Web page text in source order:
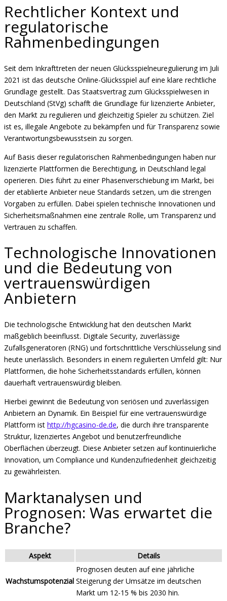
Rechtlicher Kontext und
regulatorische
Rahmenbedingungen
Seit dem Inkrafttreten der neuen Glücksspielneuregulierung im Juli
2021 ist das deutsche Online-Glücksspiel auf eine klare rechtliche
Grundlage gestellt. Das Staatsvertrag zum Glücksspielwesen in
Deutschland (StVg) schafft die Grundlage für lizenzierte Anbieter,
den Markt zu regulieren und gleichzeitig Spieler zu schützen. Ziel
ist es, illegale Angebote zu bekämpfen und für Transparenz sowie
Verantwortungsbewusstsein zu sorgen.
Auf Basis dieser regulatorischen Rahmenbedingungen haben nur
lizenzierte Plattformen die Berechtigung, in Deutschland legal
operieren. Dies führt zu einer Phasenverschiebung im Markt, bei
der etablierte Anbieter neue Standards setzen, um die strengen
Vorgaben zu erfüllen. Dabei spielen technische Innovationen und
Sicherheitsmaßnahmen eine zentrale Rolle, um Transparenz und
Vertrauen zu schaffen.
Technologische Innovationen
und die Bedeutung von
vertrauenswürdigen
Anbietern
Die technologische Entwicklung hat den deutschen Markt
maßgeblich beeinflusst. Digitale Security, zuverlässige
Zufallsgeneratoren (RNG) und fortschrittliche Verschlüsselung sind
heute unerlässlich. Besonders in einem regulierten Umfeld gilt: Nur
Plattformen, die hohe Sicherheitsstandards erfüllen, können
dauerhaft vertrauenswürdig bleiben.
Hierbei gewinnt die Bedeutung von seriösen und zuverlässigen
Anbietern an Dynamik. Ein Beispiel für eine vertrauenswürdige
Plattform ist http://hgcasino-de.de, die durch ihre transparente
Struktur, lizenziertes Angebot und benutzerfreundliche
Oberflächen überzeugt. Diese Anbieter setzen auf kontinuierliche
Innovation, um Compliance und Kundenzufriedenheit gleichzeitig
zu gewährleisten.
Marktanalysen und
Prognosen: Was erwartet die
Branche?
Aspekt Details
Wachstumspotenzial
Prognosen deuten auf eine jährliche
Steigerung der Umsätze im deutschen
Markt um 12-15 % bis 2030 hin.